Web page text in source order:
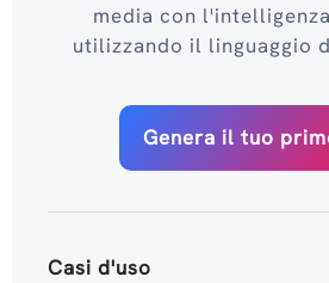
media con
utilizzando il linguaggio
Genera il tuo
Casi d'uso